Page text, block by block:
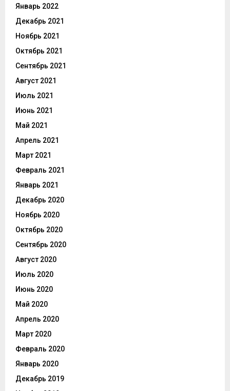
Январь 2022
Декабрь 2021
Ноябрь 2021
Октябрь 2021
Сентябрь 2021
Август 2021
Июль 2021
Июнь 2021
Май 2021
Апрель 2021
Март 2021
Февраль 2021
Январь 2021
Декабрь 2020
Ноябрь 2020
Октябрь 2020
Сентябрь 2020
Август 2020
Июль 2020
Июнь 2020
Май 2020
Апрель 2020
Март 2020
Февраль 2020
Январь 2020
Декабрь 2019